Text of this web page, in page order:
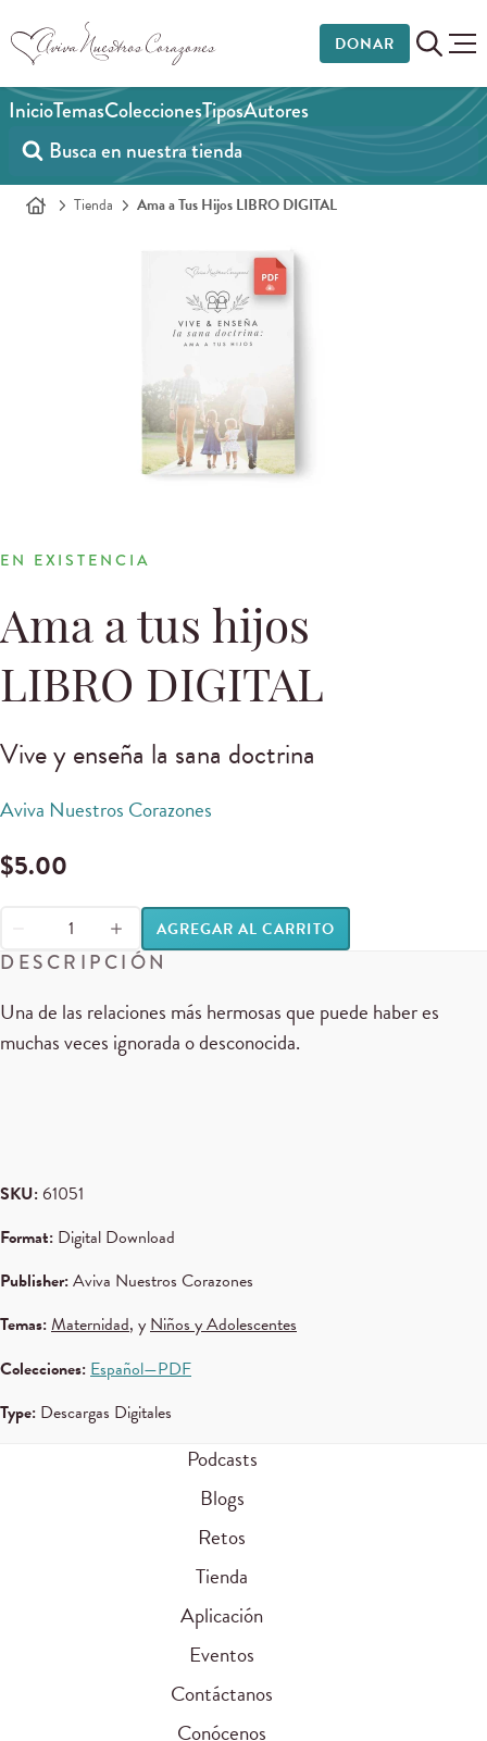
DONAR
InicioTemasColeccionesTiposAutores
Tienda Ama a Tus Hijos LIBRO DIGITAL
EN EXISTENCIA
Ama a tus hijos
LIBRO DIGITAL
Vive y enseña la sana doctrina
Aviva Nuestros Corazones
$5.00
AGREGAR AL CARRITO
DESCRIPCIÓN
Una de las relaciones más hermosas que puede haber es
muchas veces ignorada o desconocida.
SKU:61051
Format: Digital Download
Publisher:Aviva Nuestros Corazones
Temas:Maternidad, yNiños y Adolescentes
Colecciones:Español—PDF
Type: Descargas Digitales
Podcasts
Blogs
Retos
Tienda
Aplicación
Eventos
Contáctanos
Conócenos